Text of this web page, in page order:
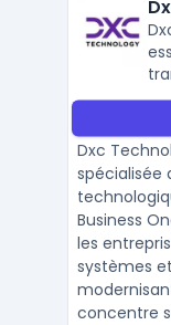
Dxc
spécialisée
Business
les
systèmes
concentre